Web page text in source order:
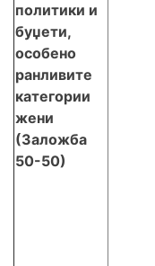
политики и
буџети,
особено
ранливите
категории
жени
(Заложба
50-50)